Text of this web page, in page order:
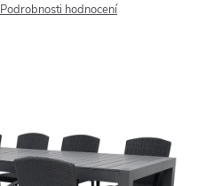
Podrobnosti hodnocení